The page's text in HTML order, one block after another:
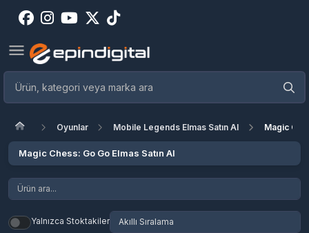
Oyunlar Mobile Legends Elmas Satın Al Magic
Magic Chess: Go Go Elmas Satın Al
Yalnızca Stoktakiler